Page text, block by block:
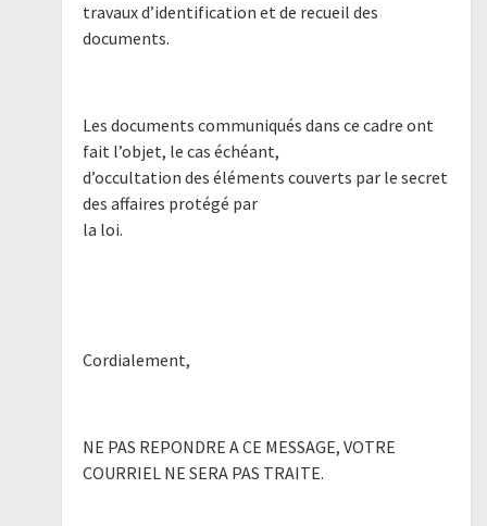
travaux d’identification et de recueil des
documents.
Les documents communiqués dans ce cadre ont
fait l’objet, le cas échéant,
d’occultation des éléments couverts par le secret
des affaires protégé par
la loi.
Cordialement,
NE PAS REPONDRE A CE MESSAGE, VOTRE
COURRIEL NE SERA PAS TRAITE.